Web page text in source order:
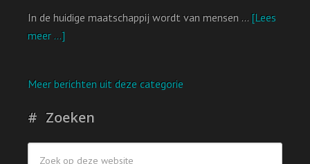
In de huidige maatschappij wordt van mensen … [Lees
meer ...]
Meer berichten uit deze categorie
Zoeken